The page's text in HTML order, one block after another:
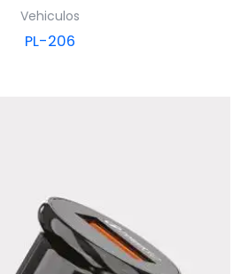
Vehiculos
PL-206